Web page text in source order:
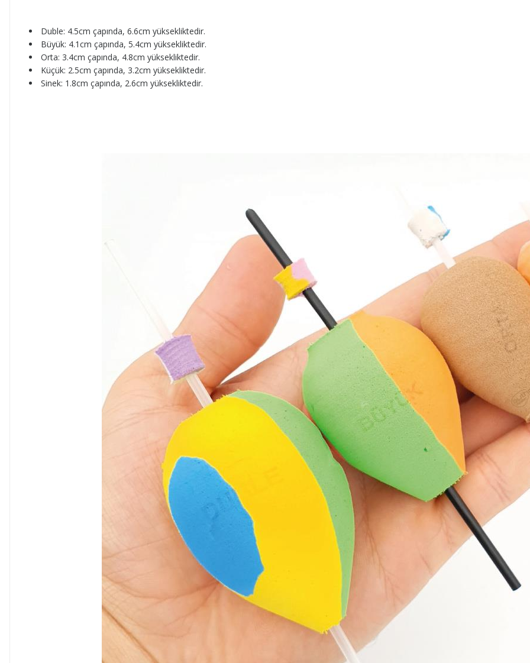
Duble: 4.5cm çapında, 6.6cm yüksekliktedir.
Büyük: 4.1cm çapında, 5.4cm yüksekliktedir.
Orta: 3.4cm çapında, 4.8cm yüksekliktedir.
Küçük: 2.5cm çapında, 3.2cm yüksekliktedir.
Sinek: 1.8cm çapında, 2.6cm yüksekliktedir.